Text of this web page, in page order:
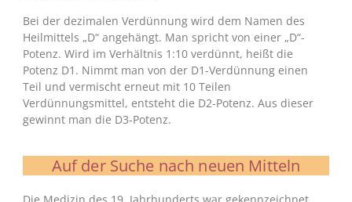
Bei der dezimalen Verdünnung wird dem Namen des
Heilmittels „D“ angehängt. Man spricht von einer „D“-
Potenz. Wird im Verhältnis 1:10 verdünnt, heißt die
Potenz D1. Nimmt man von der D1-Verdünnung einen
Teil und vermischt erneut mit 10 Teilen
Verdünnungsmittel, entsteht die D2-Potenz. Aus dieser
gewinnt man die D3-Potenz.
Auf der Suche nach neuen Mitteln
Die Medizin des 19. Jahrhunderts war gekennzeichnet